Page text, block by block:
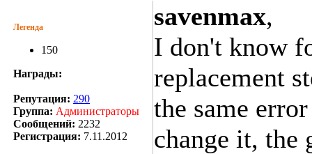
Легенда
150
Награды:
Репутация: 290
Группа: Администраторы
Сообщений: 2232
Регистрация: 7.11.2012
savenmax,
I don't know
replacement
the same
change it, the